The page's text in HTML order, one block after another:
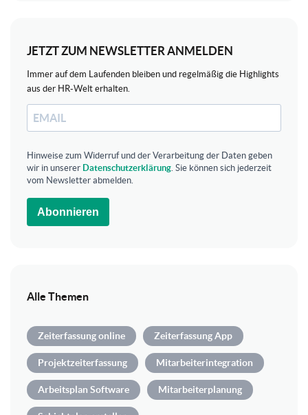
JETZT ZUM NEWSLETTER ANMELDEN
Immer auf dem Laufenden bleiben und regelmäßig die Highlights
aus der HR-Welt erhalten.
Hinweise zum Widerruf und der Verarbeitung der Daten geben
wir in unserer Datenschutzerklärung . Sie können sich jederzeit
vom Newsletter abmelden.
Abonnieren
Alle Themen
Zeiterfassung online Zeiterfassung App
Projektzeiterfassung Mitarbeiterintegration
Arbeitsplan Software Mitarbeiterplanung